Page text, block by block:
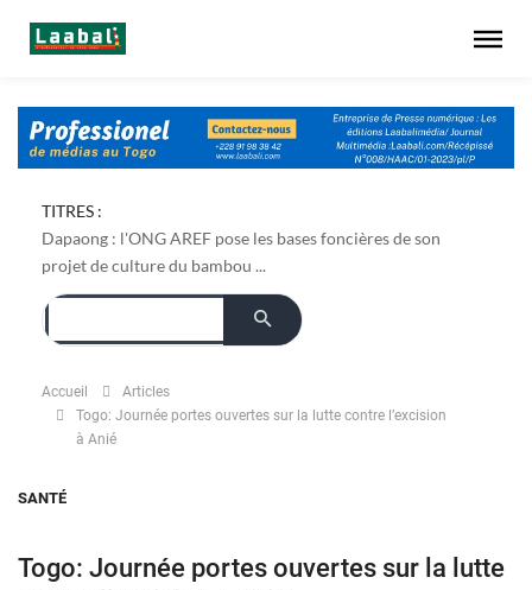
TITRES :
Dapaong : l'ONG AREF pose les bases foncières de son
projet de culture du bambou ...
Accueil
Articles
Togo: Journée portes ouvertes sur la lutte contre l’excision
à Anié
SANTÉ
Togo: Journée portes ouvertes sur la lutte